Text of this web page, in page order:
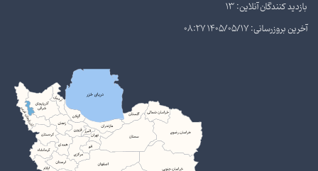
بازدید کنندگان آنلاین: 13
آخرین بروزرسانی: 1405/05/17 08:27